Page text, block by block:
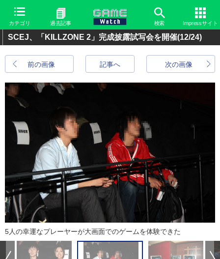
カテゴリ 過去記事 検索 Impressサイト
SCEJ、「KILLZONE 2」完成披露試写会を開催(12/24)
前の画像 次の画像
記事へ
5人の幸運なプレーヤーが大画面でのゲームを体験できた